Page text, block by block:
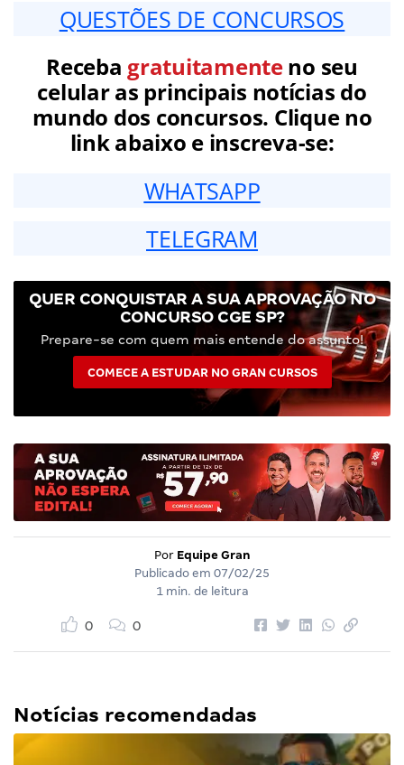
QUESTÕES DE CONCURSOS
Receba gratuitamenteno seu
celular as principais notícias do
mundo dos concursos. Clique no
link abaixo e inscreva-se:
WHATSAPP
TELEGRAM
QUER CONQUISTAR A SUA APROVAÇÃO NO
CONCURSO CGE SP?
Prepare-se com quem mais entende do assunto!
COMECE A ESTUDAR NO GRAN CURSOS
Por Equipe Gran
Publicado em 07/02/25
1 min. de leitura
0 0
Notícias recomendadas